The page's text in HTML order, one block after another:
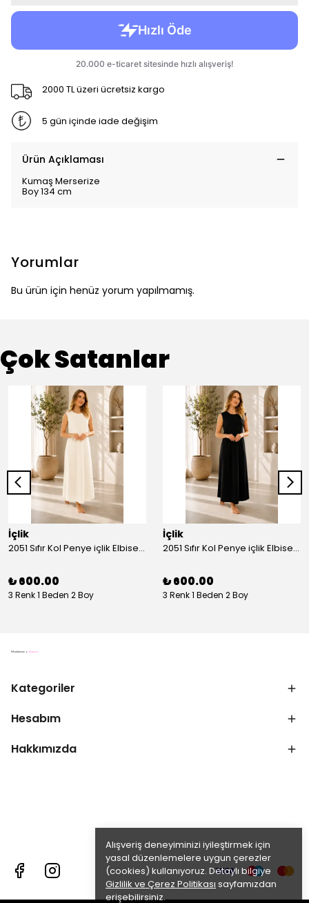
Alışveriş deneyiminizi iyileştirmek için
yasal düzenlemelere uygun çerezler
(cookies) kullanıyoruz. Detaylı bilgiye
Gizlilik ve Çerez Politikası sayfamızdan
erişebilirsiniz.
2000 TL üzeri ücretsiz kargo
5 gün içinde iade değişim
Ürün Açıklaması
Kumaş Merserize
Boy 134 cm
Yorumlar
Bu ürün için henüz yorum yapılmamış.
Çok Satanlar
İçlik
2051 Sıfır Kol Penye içlik Elbise - Ekru
₺ 600.00
3 Renk 1 Beden 2 Boy
İçlik
2051 Sıfır Kol Penye içlik Elbise - Siyah
₺ 600.00
3 Renk 1 Beden 2 Boy
Kategoriler
Hesabım
Hakkımızda